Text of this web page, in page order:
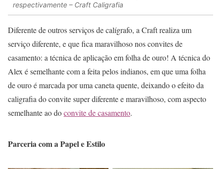
respectivamente – Craft Caligrafia
Diferente de outros serviços de calígrafo, a Craft realiza um
serviço diferente, e que fica maravilhoso nos convites de
casamento: a técnica de aplicação em folha de ouro! A técnica do
Alex é semelhante com a feita pelos indianos, em que uma folha
de ouro é marcada por uma caneta quente, deixando o efeito da
caligrafia do convite super diferente e maravilhoso, com aspecto
semelhante ao doconvite de casamento.
Parceria com a Papel e Estilo